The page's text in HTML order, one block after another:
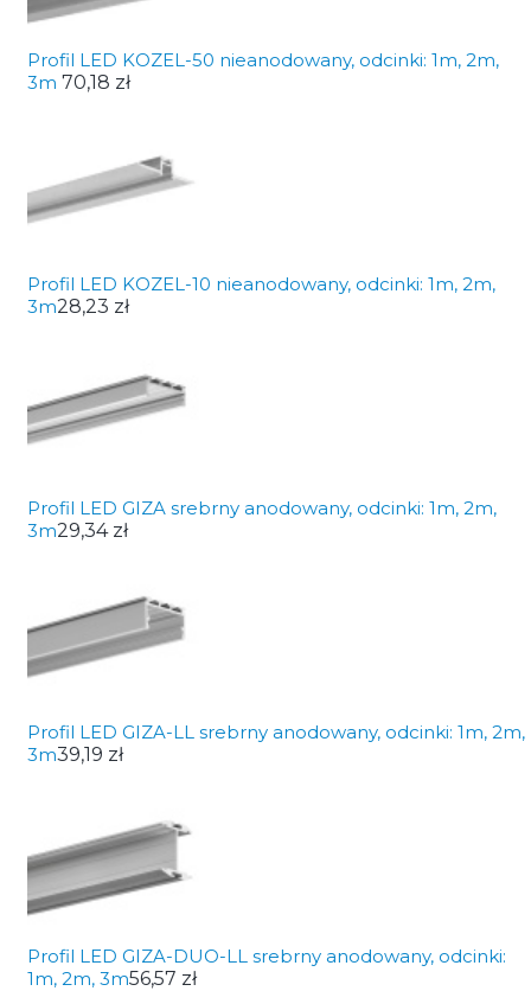
Profil LED KOZEL-50 nieanodowany, odcinki: 1m, 2m,
3m 70,18 zł
Profil LED KOZEL-10 nieanodowany, odcinki: 1m, 2m,
3m28,23 zł
Profil LED GIZA srebrny anodowany, odcinki: 1m, 2m,
3m29,34 zł
Profil LED GIZA-LL srebrny anodowany, odcinki: 1m, 2m,
3m39,19 zł
Profil LED GIZA-DUO-LL srebrny anodowany, odcinki:
1m, 2m, 3m56,57 zł